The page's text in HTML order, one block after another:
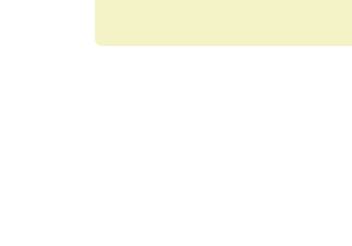
qu’avec nos